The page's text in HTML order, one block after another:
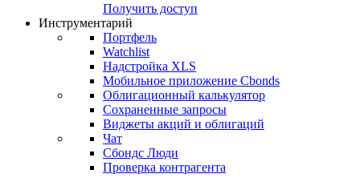
Получить доступ
Инструментарий
Портфель
Watchlist
Надстройка XLS
Мобильное приложение Cbonds
Облигационный калькулятор
Сохраненные запросы
Виджеты акций и облигаций
Чат
Сбондс Люди
Проверка контрагента